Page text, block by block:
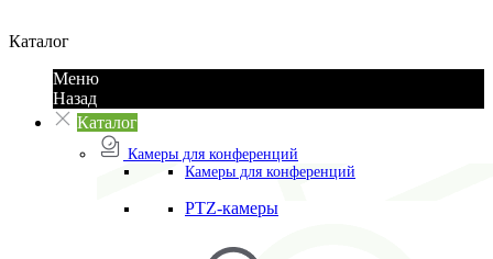
Каталог
Меню
Назад
Каталог
Камеры для конференций
Камеры для конференций
PTZ-камеры